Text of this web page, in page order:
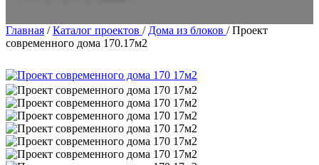
Главная /Каталог проектов / Дома из блоков /Проект
современного дома 170.17м2